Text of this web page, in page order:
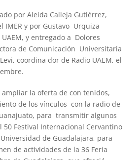
por Aleida Calleja Gutiérrez,
IMER y por Gustavo Urquiza
y entregado a Dolores
de Comunicación Universitaria
coordina dor de Radio UAEM, el
ampliar la oferta de con tenidos,
de los vínculos con la radio de
para transmitir algunos
50 Festival Internacional Cervantino
de Guadalajara, para
de actividades de la 36 Feria